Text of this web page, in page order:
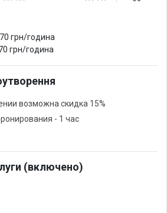
грн/година
грн/година
возможна скидка 15%
- 1 час
(включено)